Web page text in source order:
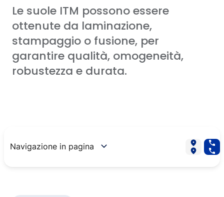
Rete di distribuzione
Download
CONTATTACI
Le suole ITM possono essere
ottenute da laminazione,
stampaggio o fusione, per
garantire qualità, omogeneità,
robustezza e durata.
Navigazione in pagina